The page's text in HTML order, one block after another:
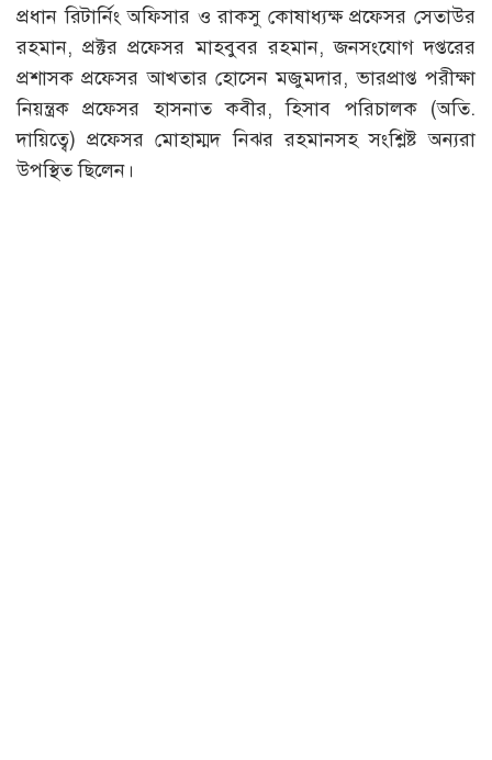
প্রধান রিটার্নিং অফিসার ও রাকসু কোষাধ্যক্ষ প্রফেসর সেতাউর
রহমান, প্রক্টর প্রফেসর মাহবুবর রহমান, জনসংযোগ দপ্তরের
প্রশাসক প্রফেসর আখতার হোসেন মজুমদার, ভারপ্রাপ্ত পরীক্ষা
নিয়ন্ত্রক প্রফেসর হাসনাত কবীর, হিসাব পরিচালক (অতি.
দায়িত্বে) প্রফেসর মোহাম্মদ নিঝর রহমানসহ সংশ্লিষ্ট অন্যরা
উপস্থিত ছিলেন।